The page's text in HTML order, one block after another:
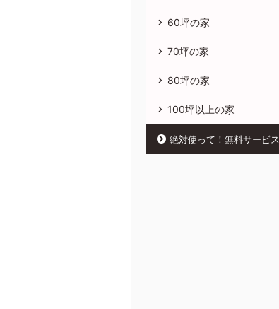
60坪の家
70坪の家
80坪の家
100坪以上の家
絶対使って！無料サービス